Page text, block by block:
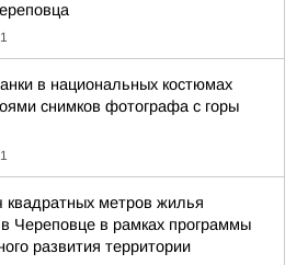
в национальных костюмах
снимков фотографа с горы
квадратных метров жилья
в Череповце в рамках программы
развития территории